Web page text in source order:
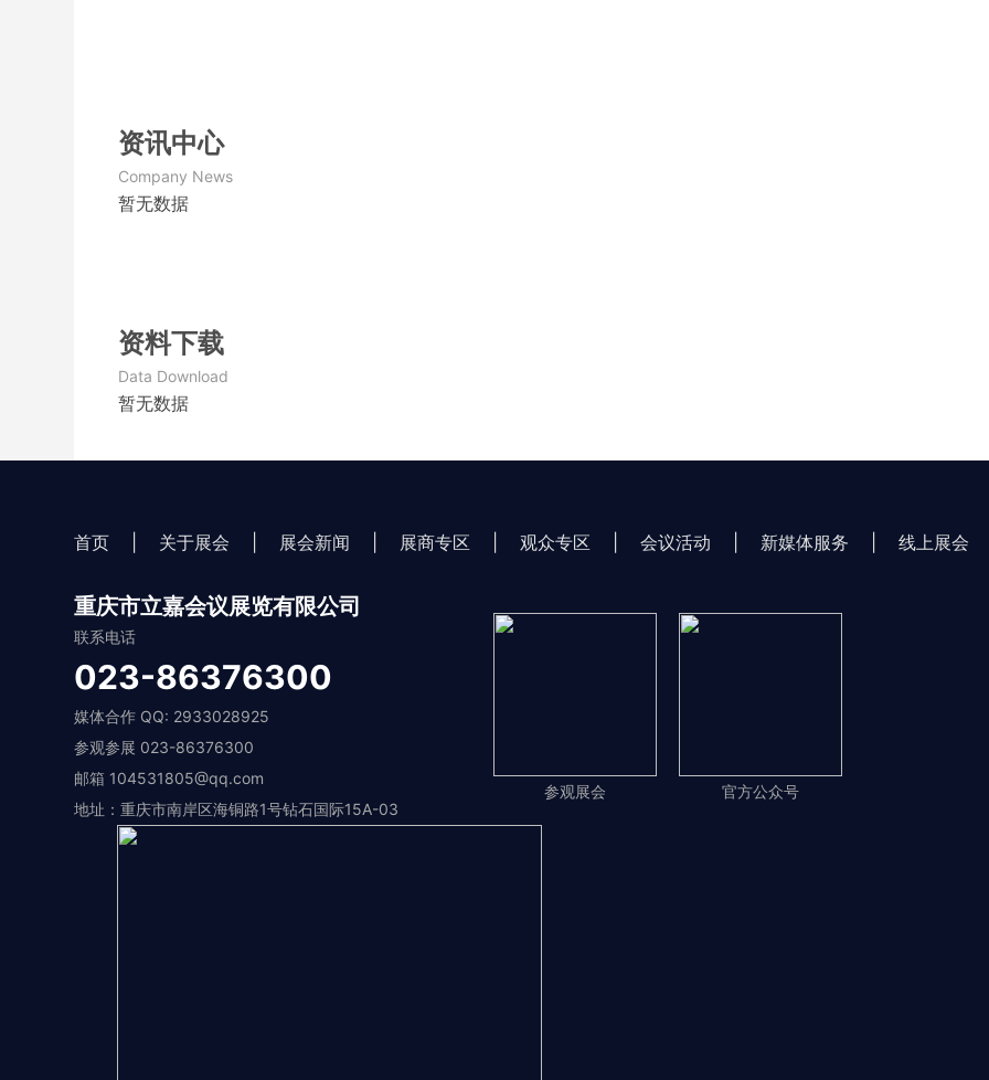
资讯中心
Company News
暂无数据
资料下载
Data Download
暂无数据
首页 关于展会 展会新闻 展商专区 观众专区 会议活动 新媒体服务 线上展会
重庆市立嘉会议展览有限公司
联系电话
023-86376300
媒体合作 QQ: 2933028925
参观参展 023-86376300
邮箱 104531805@qq.com
地址：重庆市南岸区海铜路1号钻石国际15A-03
参观展会 官方公众号